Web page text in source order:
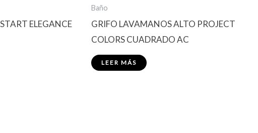
ELEGANCE
Baño
GRIFO LAVAMANOS ALTO PROJECT
COLORS CUADRADO AC
LEER MÁS